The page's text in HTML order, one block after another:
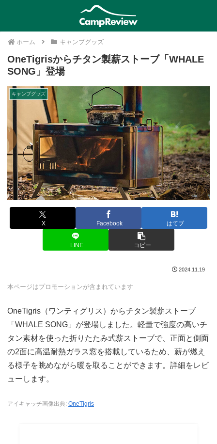
ホーム キャンプグッズ
OneTigrisからチタン製薪ストーブ「WHALE
SONG」登場
キャンプグッズ
X Facebook はてブ
LINE コピー
2024.11.19
本ページはプロモーションが含まれています
OneTigris（ワンティグリス）からチタン製薪ストーブ
「WHALE SONG」が登場しました。軽量で強度の高いチ
タン素材を使った折りたたみ式薪ストーブで、正面と側面
の2面に高温耐熱ガラス窓を搭載しているため、薪が燃え
る様子を眺めながら暖を取ることができます。詳細をレビ
ューします。
アイキャッチ画像出典: OneTigris